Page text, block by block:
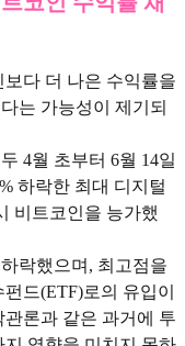
다 더 나은 수익률을
는 가능성이 제기되
4월 초부터 6월 14일
하락한 최대 디지털
비트코인을 능가했
락했으며, 최고점을
드(ETF)로의 유입이
론과 같은 과거에 투